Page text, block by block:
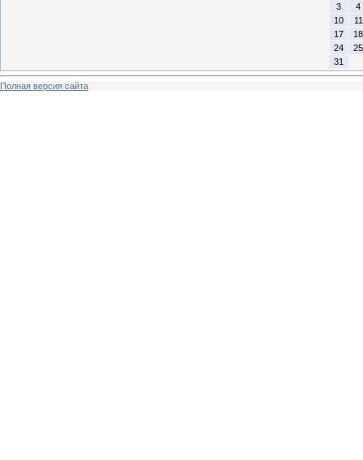
3
4
10
11
17
18
24
25
31
Полная версия сайта